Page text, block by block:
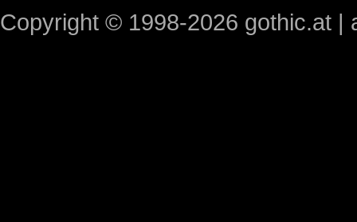
Copyright © 1998-2026 gothic.at |